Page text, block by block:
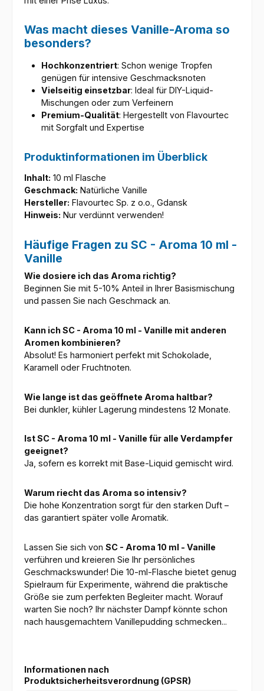
Was macht dieses Vanille-Aroma so
besonders?
Hochkonzentriert: Schon wenige Tropfen
genügen für intensive Geschmacksnoten
Vielseitig einsetzbar: Ideal für DIY-Liquid-
Mischungen oder zum Verfeinern
Premium-Qualität: Hergestellt von Flavourtec
mit Sorgfalt und Expertise
Produktinformationen im Überblick
Inhalt: 10 ml Flasche
Geschmack: Natürliche Vanille
Hersteller: Flavourtec Sp. z o.o., Gdansk
Hinweis: Nur verdünnt verwenden!
Häufige Fragen zu SC - Aroma 10 ml -
Vanille
Wie dosiere ich das Aroma richtig?
Beginnen Sie mit 5-10% Anteil in Ihrer Basismischung
und passen Sie nach Geschmack an.
Kann ich SC - Aroma 10 ml - Vanille mit anderen
Aromen kombinieren?
Absolut! Es harmoniert perfekt mit Schokolade,
Karamell oder Fruchtnoten.
Wie lange ist das geöffnete Aroma haltbar?
Bei dunkler, kühler Lagerung mindestens 12 Monate.
Ist SC - Aroma 10 ml - Vanille für alle Verdampfer
geeignet?
Ja, sofern es korrekt mit Base-Liquid gemischt wird.
Warum riecht das Aroma so intensiv?
Die hohe Konzentration sorgt für den starken Duft –
das garantiert später volle Aromatik.
Lassen Sie sich von SC - Aroma 10 ml - Vanille
verführen und kreieren Sie Ihr persönliches
Geschmackswunder! Die 10-ml-Flasche bietet genug
Spielraum für Experimente, während die praktische
Größe sie zum perfekten Begleiter macht. Worauf
warten Sie noch? Ihr nächster Dampf könnte schon
nach hausgemachtem Vanillepudding schmecken...
Informationen nach
Produktsicherheitsverordnung (GPSR)